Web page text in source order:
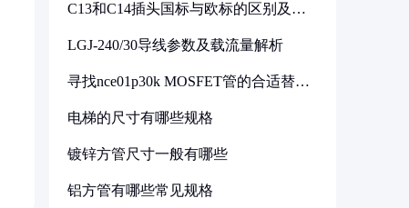
C13和C14插头国标与欧标的区别及其
LGJ-240/30导线参数及载流量解析
寻找nce01p30k MOSFET管的合适替代
电梯的尺寸有哪些规格
镀锌方管尺寸一般有哪些
铝方管有哪些常见规格